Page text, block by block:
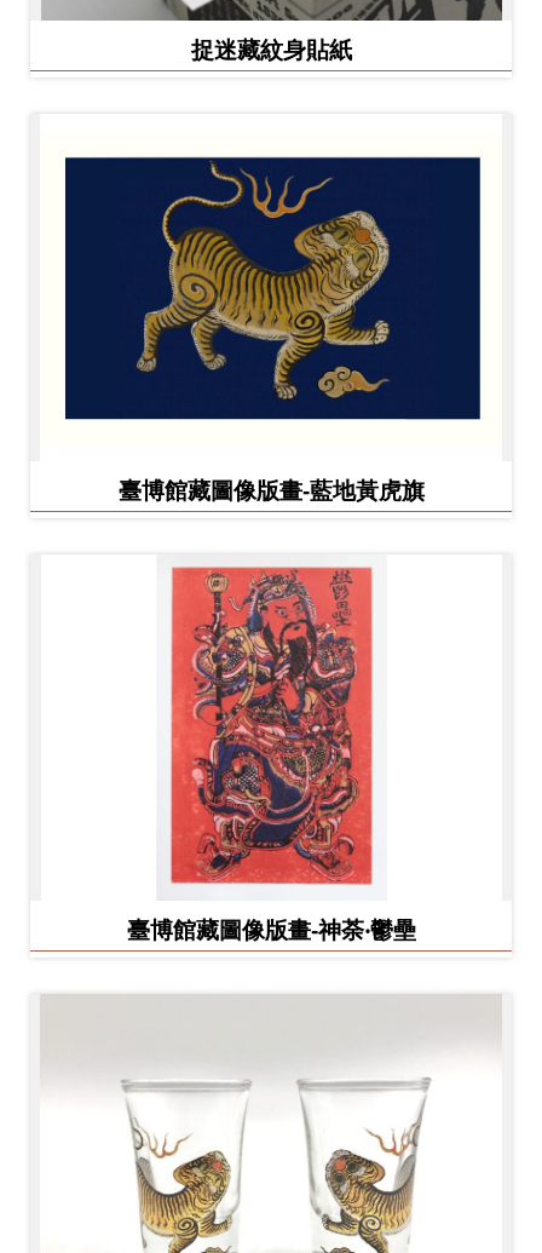
捉迷藏紋身貼紙
臺博館藏圖像版畫-藍地黃虎旗
臺博館藏圖像版畫-神荼‧鬱壘